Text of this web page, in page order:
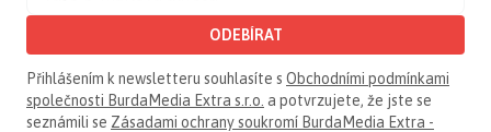
ODEBÍRAT
Přihlášením k newsletteru souhlasíte s Obchodními podmínkami
společnosti BurdaMedia Extra s.r.o. a potvrzujete, že jste se
seznámili se Zásadami ochrany soukromí BurdaMedia Extra -